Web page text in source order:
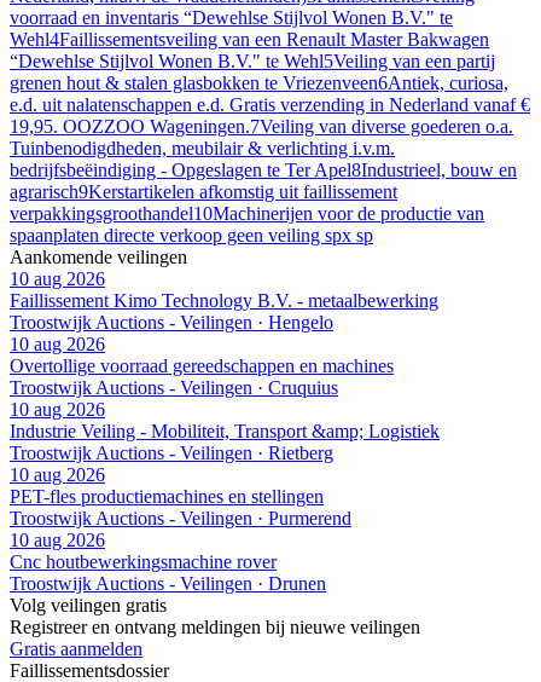
voorraad en inventaris “Dewehlse Stijlvol Wonen B.V." te
Wehl4Faillissementsveiling van een Renault Master Bakwagen
“Dewehlse Stijlvol Wonen B.V." te Wehl5Veiling van een partij
grenen hout & stalen glasbokken te Vriezenveen6Antiek, curiosa,
e.d. uit nalatenschappen e.d. Gratis verzending in Nederland vanaf €
19,95. OOZZOO Wageningen.7Veiling van diverse goederen o.a.
Tuinbenodigdheden, meubilair & verlichting i.v.m.
bedrijfsbeëindiging - Opgeslagen te Ter Apel8Industrieel, bouw en
agrarisch9Kerstartikelen afkomstig uit faillissement
verpakkingsgroothandel10Machinerijen voor de productie van
spaanplaten directe verkoop geen veiling spx sp
Aankomende veilingen
10 aug 2026
Faillissement Kimo Technology B.V. - metaalbewerking
Troostwijk Auctions - Veilingen · Hengelo
10 aug 2026
Overtollige voorraad gereedschappen en machines
Troostwijk Auctions - Veilingen · Cruquius
10 aug 2026
Industrie Veiling - Mobiliteit, Transport &amp; Logistiek
Troostwijk Auctions - Veilingen · Rietberg
10 aug 2026
PET-fles productiemachines en stellingen
Troostwijk Auctions - Veilingen · Purmerend
10 aug 2026
Cnc houtbewerkingsmachine rover
Troostwijk Auctions - Veilingen · Drunen
Volg veilingen gratis
Registreer en ontvang meldingen bij nieuwe veilingen
Gratis aanmelden
Faillissementsdossier